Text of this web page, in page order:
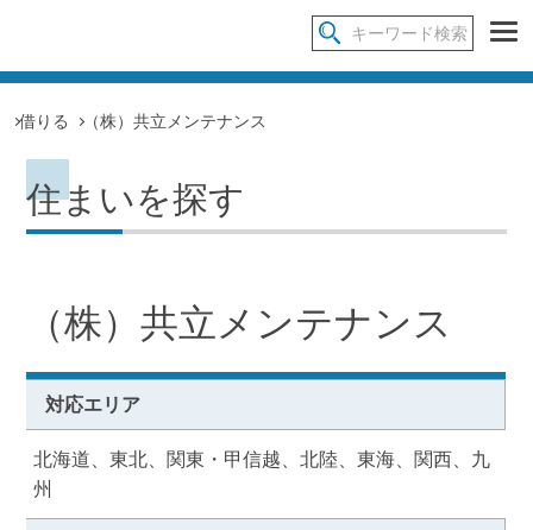
借りる （株）共立メンテナンス
住まいを探す
（株）共立メンテナンス
対応エリア
北海道、東北、関東・甲信越、北陸、東海、関西、九
州